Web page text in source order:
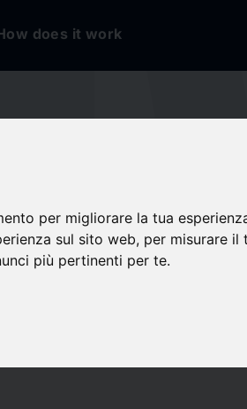
per migliorare la tua
sul sito web, per misurare il
più pertinenti per te.
does it work